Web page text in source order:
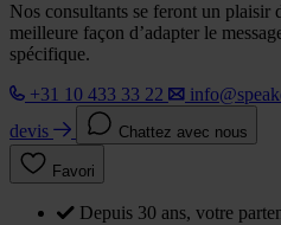
Nos consultants se feront un plaisir
meilleure façon d’adapter le
spécifique.
+31 10 433 33 22
devis
Chattez avec nous
Favori
Depuis 30 ans, votre